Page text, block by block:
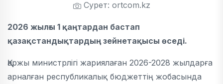
Сурет: ortcom.kz
2026 жылғы 1 қаңтардан бастап
қазақстандықтардың зейнетақысы өседі.
Қаржы министрлігі жариялаған 2026-2028 жылдарға
арналған республикалық бюджеттің жобасында